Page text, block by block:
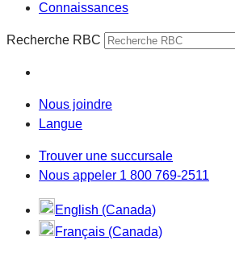
Connaissances
Recherche RBC
Nous joindre
Langue
Trouver une succursale
Nous appeler 1 800 769-2511
English (Canada)
Français (Canada)